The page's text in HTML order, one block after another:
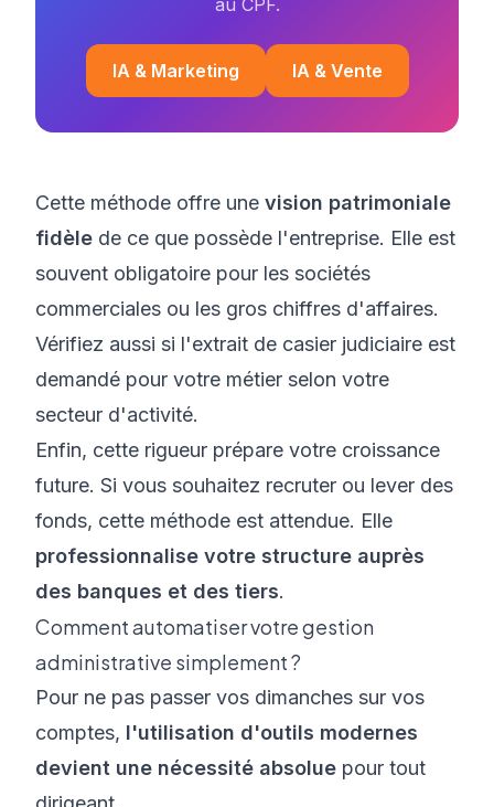
au CPF.
IA & Marketing IA & Vente
Cette méthode offre une vision patrimoniale
fidèle de ce que possède l'entreprise. Elle est
souvent obligatoire pour les sociétés
commerciales ou les gros chiffres d'affaires.
Vérifiez aussi si l'extrait de casier judiciaire est
demandé pour votre métier selon votre
secteur d'activité.
Enfin, cette rigueur prépare votre croissance
future. Si vous souhaitez recruter ou lever des
fonds, cette méthode est attendue. Elle
professionnalise votre structure auprès
des banques et des tiers.
Comment automatiser votre gestion
administrative simplement ?
Pour ne pas passer vos dimanches sur vos
comptes, l'utilisation d'outils modernes
devient une nécessité absolue pour tout